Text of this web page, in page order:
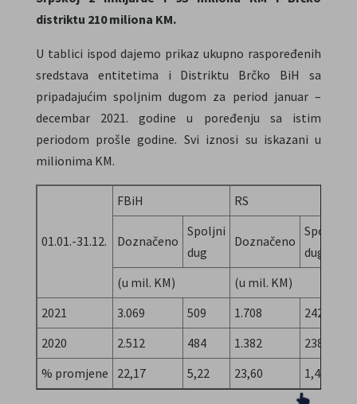
distriktu 210 miliona KM.
U tablici ispod dajemo prikaz ukupno raspoređenih
sredstava entitetima i Distriktu Brčko BiH sa
pripadajućim spoljnim dugom za period januar –
decembar 2021. godine u poređenju sa istim
periodom prošle godine. Svi iznosi su iskazani u
milionima KM.
01.01.-31.12.
FBiH RS
Doznačeno
Spoljni
dug
Doznačeno
Spoljni
dug
(u mil. KM) (u mil. KM)
2021
3.069 509 1.708 242
2020
2.512 484 1.382 238
% promjene
22,17 5,22 23,60 1,41